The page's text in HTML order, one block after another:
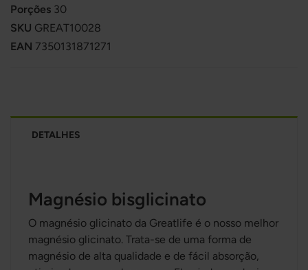
Porções 30
SKU GREAT10028
EAN 7350131871271
DETALHES
Magnésio bisglicinato
O magnésio glicinato da Greatlife é o nosso melhor
magnésio glicinato. Trata-se de uma forma de
magnésio de alta qualidade e de fácil absorção,